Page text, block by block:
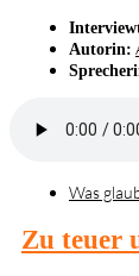
Autorin:
Was
Zu teuer